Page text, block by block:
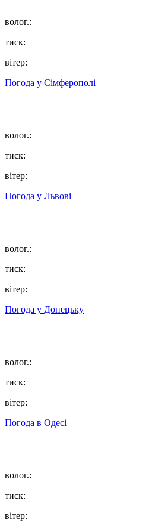
волог.:
тиск:
вітер:
Погода у Сімферополі
волог.:
тиск:
вітер:
Погода у Львові
волог.:
тиск:
вітер:
Погода у Донецьку
волог.:
тиск:
вітер:
Погода в Одесі
волог.:
тиск:
вітер: